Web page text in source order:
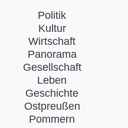
Politik
Kultur
Wirtschaft
Panorama
Gesellschaft
Leben
Geschichte
Ostpreußen
Pommern